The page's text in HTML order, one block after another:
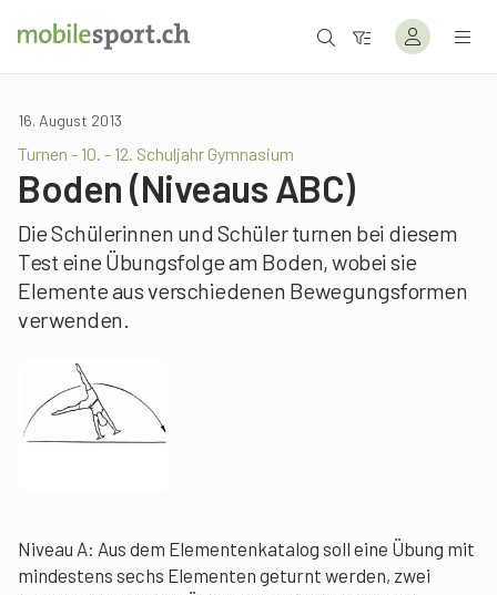
16. August 2013
Turnen - 10. - 12. Schuljahr Gymnasium
Boden (Niveaus ABC)
Die Schülerinnen und Schüler turnen bei diesem
Test eine Übungsfolge am Boden, wobei sie
Elemente aus verschiedenen Bewegungsformen
verwenden.
Niveau A: Aus dem Elementenkatalog soll eine Übung mit
mindestens sechs Elementen geturnt werden, zwei